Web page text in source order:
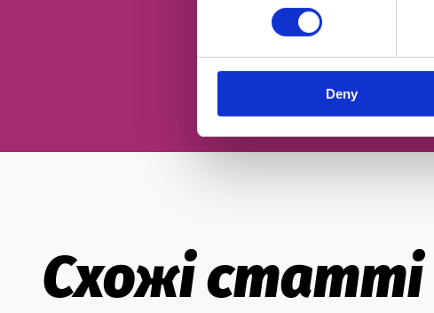
Deny
Схожі статті